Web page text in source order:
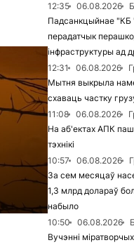
12:35
06.08.2026
Падсанкцыйнае "КБ
перадатчык
інфраструктуры ад
12:31
06.08.2026
Мытня выкрыла
схаваць частку
11:08
06.08.2026
На аб'ектах АПК
тэхнікі
10:57
06.08.2026
За сем месяцаў
1,3 млрд долараў
набыло
10:50
06.08.2026
Вучэнні